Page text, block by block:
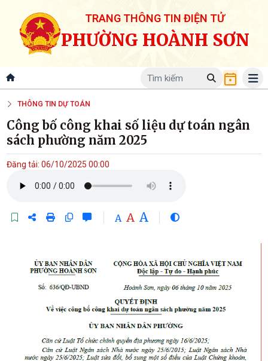
TRANG THÔNG TIN ĐIỆN TỬ
PHƯỜNG HOÀNH SƠN
THÔNG TIN DỰ TOÁN
Công bố công khai số liệu dự toán ngân
sách phường năm 2025
Đăng tải: 06/10/2025 00:00
A A A